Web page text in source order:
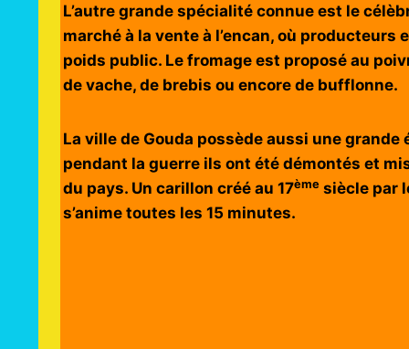
L’autre grande spécialité connue est le
marché à la vente à l’encan, où
poids public. Le fromage est proposé au
de vache, de brebis ou encore de bufflonne.
La ville de Gouda possède aussi une
pendant la guerre ils ont été démontés et
du pays. Un carillon créé au 17èmesiècle par
s’anime toutes les 15 minutes.